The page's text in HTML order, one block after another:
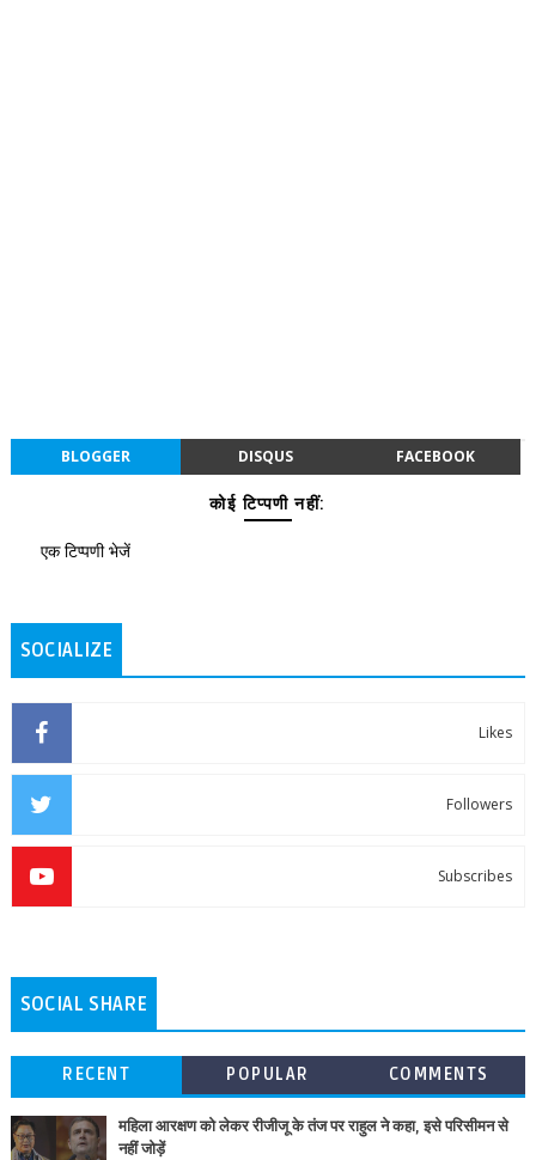
BLOGGER DISQUS FACEBOOK
कोई टिप्पणी नहीं:
एक टिप्पणी भेजें
SOCIALIZE
Likes
Followers
Subscribes
SOCIAL SHARE
RECENT POPULAR COMMENTS
महिला आरक्षण को लेकर रीजीजू के तंज पर राहुल ने कहा, इसे परिसीमन से
नहीं जोड़ें